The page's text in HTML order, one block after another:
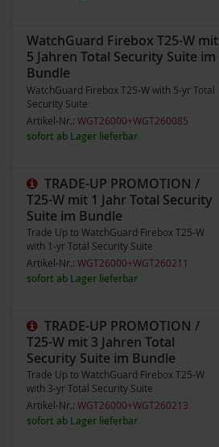
WatchGuard Firebox T25-W mit
5 Jahren Total Security Suite im
Bundle
WatchGuard Firebox T25-W with 5-yr Total
Security Suite
Artikel-Nr.: WGT26000+WGT260085
sofort ab Lager lieferbar
TRADE-UP PROMOTION /
T25-W mit 1 Jahr Total Security
Suite im Bundle
Trade Up to WatchGuard Firebox T25-W
with 1-yr Total Security Suite
Artikel-Nr.: WGT26000+WGT260211
sofort ab Lager lieferbar
TRADE-UP PROMOTION /
T25-W mit 3 Jahren Total
Security Suite im Bundle
Trade Up to WatchGuard Firebox T25-W
with 3-yr Total Security Suite
Artikel-Nr.: WGT26000+WGT260213
sofort ab Lager lieferbar